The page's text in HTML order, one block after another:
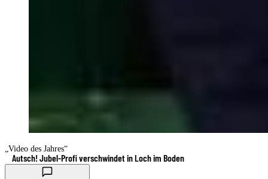
„Video des Jahres“
Autsch! Jubel-Profi verschwindet in Loch im Boden